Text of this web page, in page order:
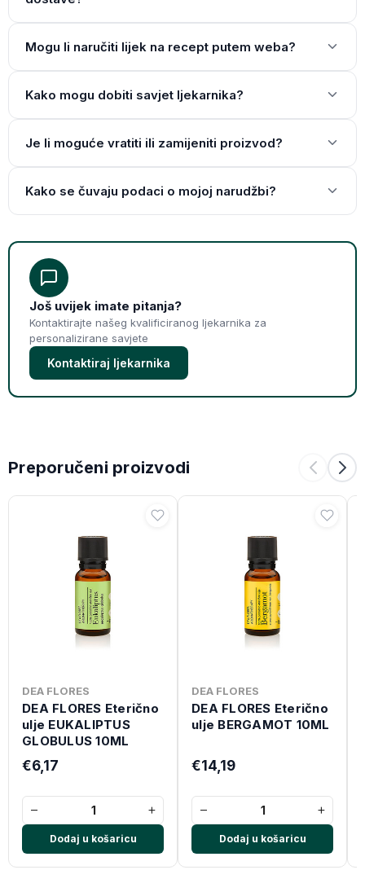
Mogu li naručiti lijek na recept putem weba?
Kako mogu dobiti savjet ljekarnika?
Je li moguće vratiti ili zamijeniti proizvod?
Kako se čuvaju podaci o mojoj narudžbi?
Još uvijek imate pitanja?
Kontaktirajte našeg kvalificiranog ljekarnika za
personalizirane savjete
Kontaktiraj ljekarnika
Preporučeni proizvodi
DEA FLORES
DEA FLORES Eterično
ulje EUKALIPTUS
GLOBULUS 10ML
€6,17
− +
Dodaj u košaricu
DEA FLORES
DEA FLORES Eterično
ulje BERGAMOT 10ML
€14,19
− +
Dodaj u košaricu